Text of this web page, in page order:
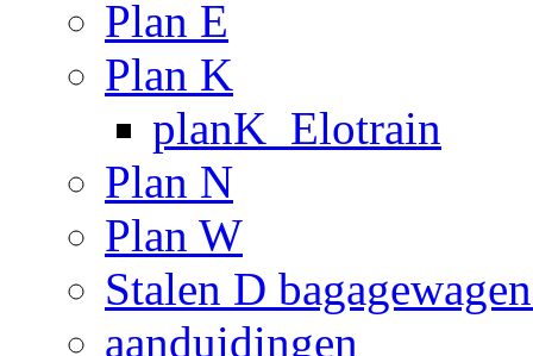
Plan E
Plan K
planK_Elotrain
Plan N
Plan W
Stalen D
aanduidingen